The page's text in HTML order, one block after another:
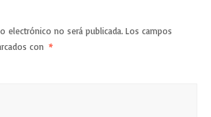
electrónico no será publicada. Los campos
con *